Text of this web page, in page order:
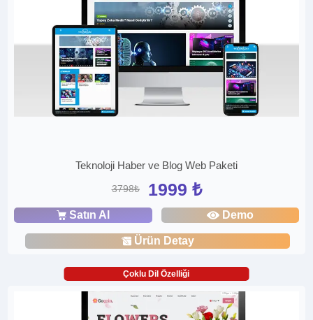
Teknoloji Haber ve Blog Web Paketi
3798₺ 1999 ₺
Satın Al Demo
Ürün Detay
Çoklu Dil Özelliği